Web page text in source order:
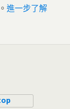
進一步了解